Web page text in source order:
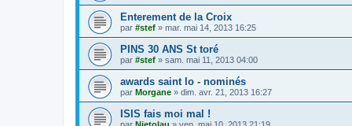
Enterement de la Croix
par #stef » mar. mai 14, 2013 16:25
PINS 30 ANS St toré
par #stef » sam. mai 11, 2013 04:00
awards saint lo - nominés
par Morgane » dim. avr. 21, 2013 16:27
ISIS fais moi mal !